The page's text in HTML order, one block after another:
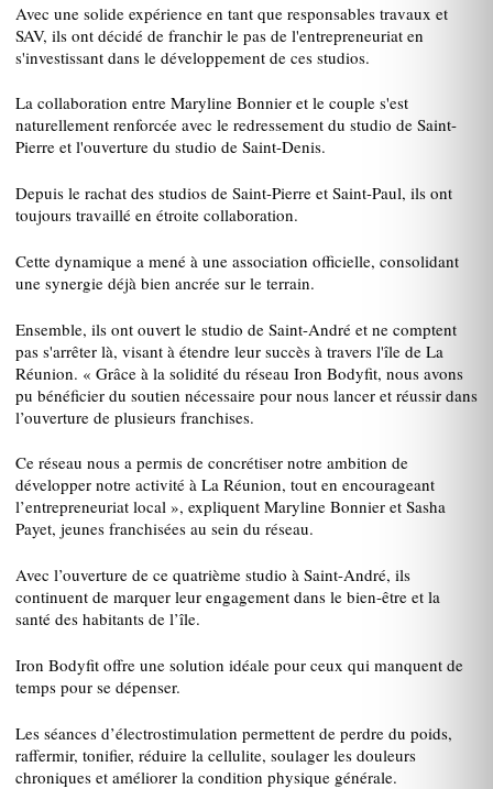
Avec une solide expérience en tant que responsables travaux et
SAV, ils ont décidé de franchir le pas de l'entrepreneuriat en
s'investissant dans le développement de ces studios.
La collaboration entre Maryline Bonnier et le couple s'est
naturellement renforcée avec le redressement du studio de Saint-
Pierre et l'ouverture du studio de Saint-Denis.
Depuis le rachat des studios de Saint-Pierre et Saint-Paul, ils ont
toujours travaillé en étroite collaboration.
Cette dynamique a mené à une association officielle, consolidant
une synergie déjà bien ancrée sur le terrain.
Ensemble, ils ont ouvert le studio de Saint-André et ne comptent
pas s'arrêter là, visant à étendre leur succès à travers l'île de La
Réunion. « Grâce à la solidité du réseau Iron Bodyfit, nous avons
pu bénéficier du soutien nécessaire pour nous lancer et réussir dans
l’ouverture de plusieurs franchises.
Ce réseau nous a permis de concrétiser notre ambition de
développer notre activité à La Réunion, tout en encourageant
l’entrepreneuriat local », expliquent Maryline Bonnier et Sasha
Payet, jeunes franchisées au sein du réseau.
Avec l’ouverture de ce quatrième studio à Saint-André, ils
continuent de marquer leur engagement dans le bien-être et la
santé des habitants de l’île.
Iron Bodyfit offre une solution idéale pour ceux qui manquent de
temps pour se dépenser.
Les séances d’électrostimulation permettent de perdre du poids,
raffermir, tonifier, réduire la cellulite, soulager les douleurs
chroniques et améliorer la condition physique générale.